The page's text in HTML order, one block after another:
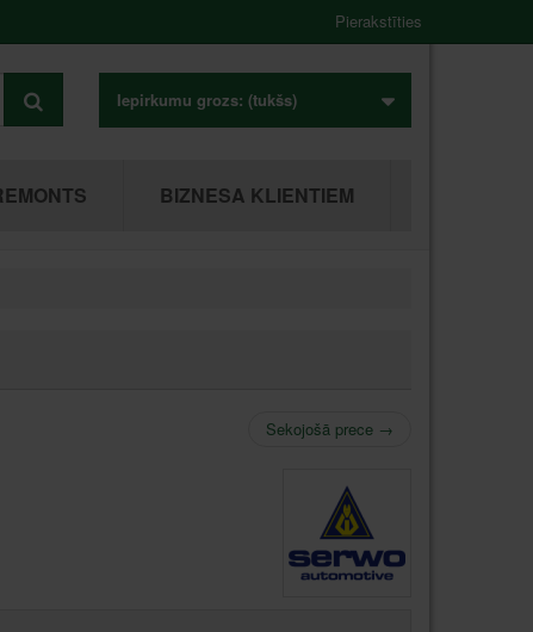
Pierakstīties
Iepirkumu grozs: (tukšs)
BIZNESA KLIENTIEM
Sekojošā prece →